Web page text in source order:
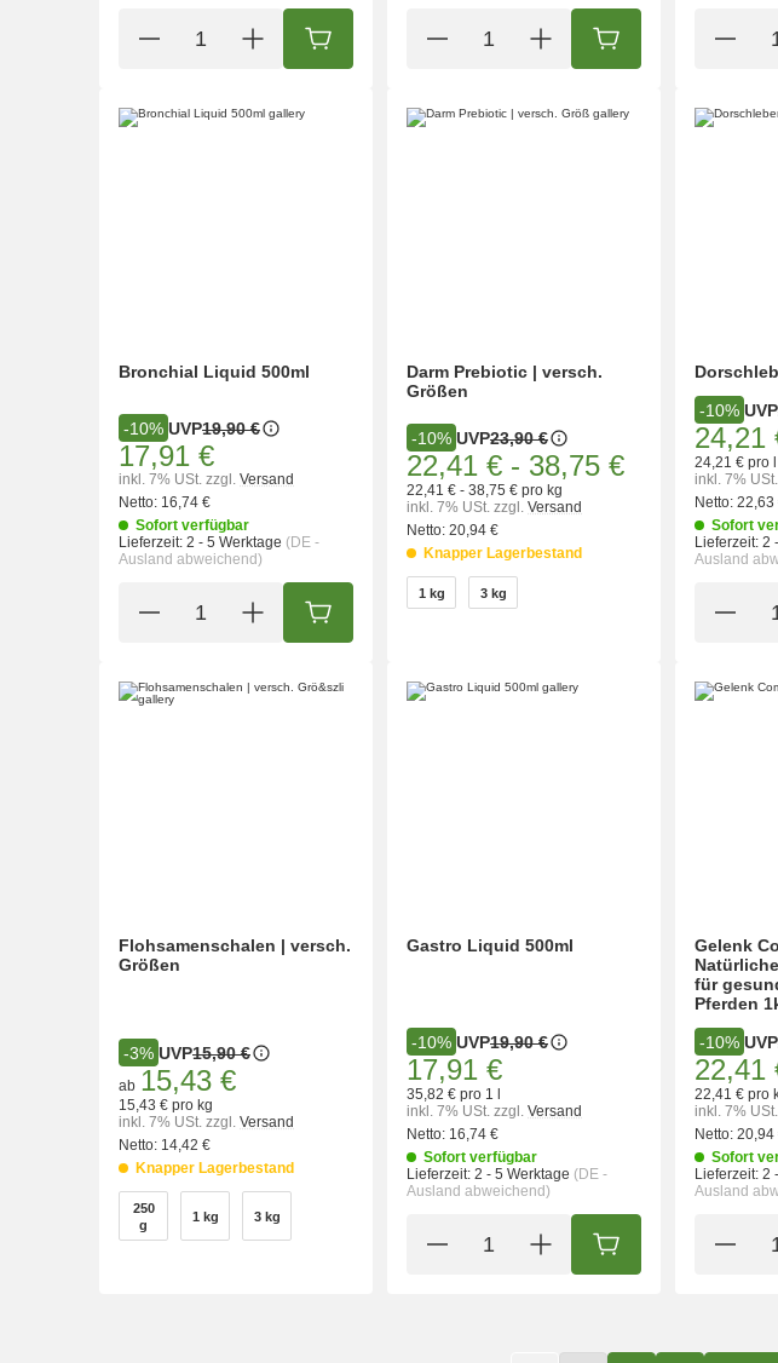
IN DEN WARENKORB IN DEN WARENKORB
Bronchial Liquid 500ml
-10% UVP19,90 €
17,91 €
inkl. 7% USt. zzgl. Versand
Netto: 16,74 €
Sofort verfügbar
Lieferzeit: 2 - 5 Werktage (DE -
Ausland abweichend)
IN DEN WARENKORB
Darm Prebiotic | versch.
Größen
-10% UVP23,90 €
22,41 € - 38,75 €
22,41 € - 38,75 € pro kg
inkl. 7% USt. zzgl. Versand
Netto: 20,94 €
Knapper Lagerbestand
wählen
1 kg
1 kg 3 kg
3 kg
-10% UVP
24,21
24,21 € pro l
inkl. 7% USt.
Netto: 22,63
Sofort
Lieferzeit: 2
Ausland
Flohsamenschalen | versch.
Größen
-3% UVP15,90 €
ab 15,43 €
15,43 € pro kg
inkl. 7% USt. zzgl. Versand
Netto: 14,42 €
Knapper Lagerbestand
wählen
250
g250 g 1 kg
1 kg 3 kg
3 kg
Gastro Liquid 500ml
-10% UVP19,90 €
17,91 €
35,82 € pro 1 l
inkl. 7% USt. zzgl. Versand
Netto: 16,74 €
Sofort verfügbar
Lieferzeit: 2 - 5 Werktage (DE -
Ausland abweichend)
IN DEN WARENKORB
Gelenk
für
Pferden
-10% UVP
22,41
22,41 € pro
inkl. 7% USt.
Netto: 20,94
Sofort
Lieferzeit: 2
Ausland